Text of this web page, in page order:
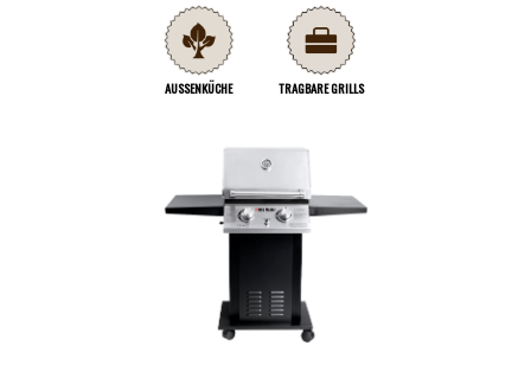
AUSSENKÜCHE TRAGBARE GRILLS